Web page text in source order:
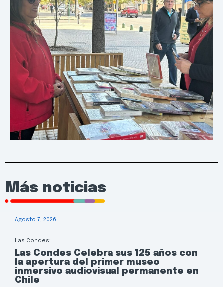
Más noticias
Agosto 7, 2026
Las Condes:
Las Condes Celebra sus 125 años con
la apertura del primer museo
inmersivo audiovisual permanente en
Chile